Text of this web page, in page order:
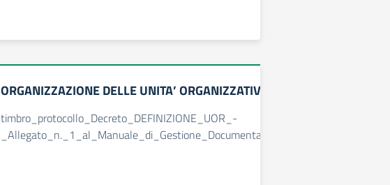
ORGANIZZAZIONE DELLE UNITA’ ORGANIZZATIVE RESPONSABILI (UOR)
timbro_protocollo_Decreto_DEFINIZIONE_UOR_-
_Allegato_n._1_al_Manuale_di_Gestione_Documentale_TPIC81800E.pdf.pades_